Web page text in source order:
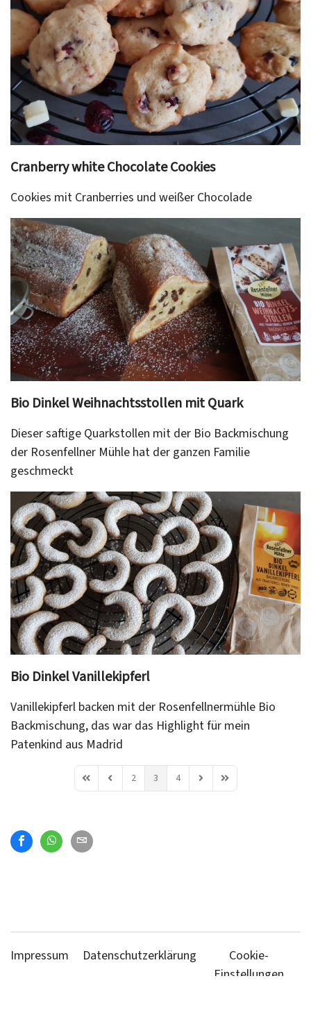
Cranberry white Chocolate Cookies
Cookies mit Cranberries und weißer Chocolade
Bio Dinkel Weihnachtsstollen mit Quark
Dieser saftige Quarkstollen mit der Bio Backmischung
der Rosenfellner Mühle hat der ganzen Familie
geschmeckt
Bio Dinkel Vanillekipferl
Vanillekipferl backen mit der Rosenfellnermühle Bio
Backmischung, das war das Highlight für mein
Patenkind aus Madrid
First PagePrevious Page
2 3 4 Next PageLast Page
Impressum Datenschutzerklärung
Cookie-
Einstellungen